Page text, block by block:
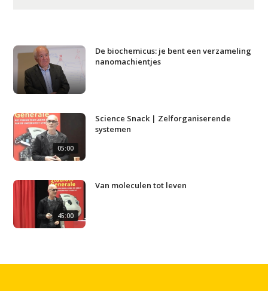
Studium Generale
Video
Contact
De biochemicus: je bent een verzameling
nanomachientjes
05:00
Science Snack | Zelforganiserende
systemen
45:00
Van moleculen tot leven